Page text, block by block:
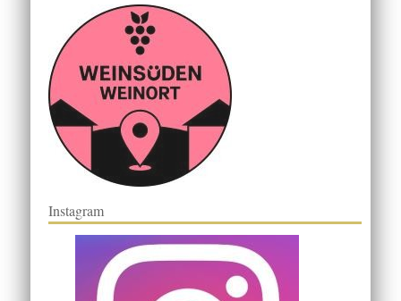
Instagram